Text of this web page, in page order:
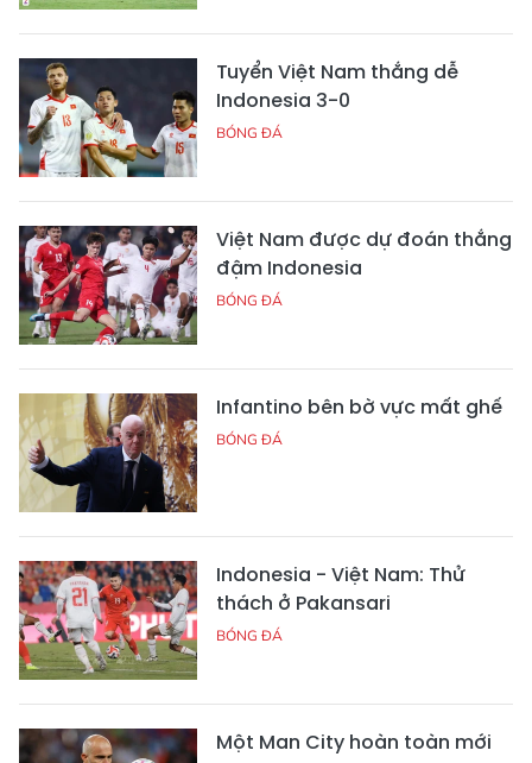
Tuyển Việt Nam thắng dễ
Indonesia 3-0
BÓNG ĐÁ
Việt Nam được dự đoán thắng
đậm Indonesia
BÓNG ĐÁ
Infantino bên bờ vực mất ghế
BÓNG ĐÁ
Indonesia - Việt Nam: Thử
thách ở Pakansari
BÓNG ĐÁ
Một Man City hoàn toàn mới